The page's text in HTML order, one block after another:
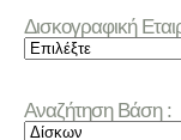
Δισκογραφική
Αναζήτηση Βάση :